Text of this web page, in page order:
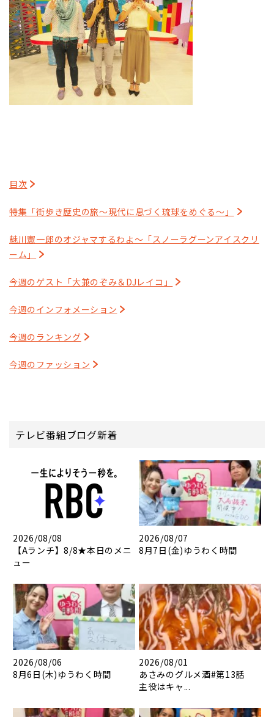
目次
特集「街歩き歴史の旅～現代に息づく琉球をめぐる～」
魅川憲一郎のオジャマするわよ～「スノーラグーンアイスクリ
ーム」
今週のゲスト「大兼のぞみ＆DJレイコ」
今週のインフォメーション
今週のランキング
今週のファッション
テレビ番組ブログ新着
2026/08/08
【Aランチ】8/8★本日のメニ
ュー
2026/08/07
8月7日(金)ゆうわく時間
2026/08/06
8月6日(木)ゆうわく時間
2026/08/01
あさみのグルメ酒#第13話
主役はキャ...